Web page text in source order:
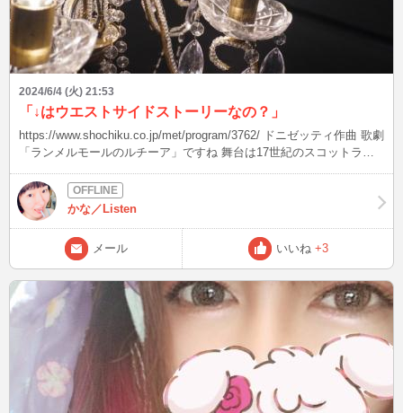
2024/6/4 (火) 21:53
「↓はウエストサイドストーリーなの？」
https://www.shochiku.co.jp/met/program/3762/ ドニゼッティ作曲 歌劇
「ランメルモールのルチーア」ですね 舞台は17世紀のスコットラン
後、恋人に思いを馳せながら○ぬって話 家長や親権者が自分の政治
的・社会的・経済的利益のために、婚姻当事者の意思を無視してきめ
た結婚だからね 日本でもそうだけど、貴族は自由恋愛が許されなか
ったなぁ・・・ これはスコットランドで、本当に起きた事件が元ネ
ーア(ラマムア地方)の花嫁』を出版 それを元にドニゼッティがオペラ
化 内容もロミオとジュリエットと似てるし、現代演出だからそう見
えても仕方ない 実は5/29まで、WOWOW オンデマンドで限定配信し
てたんですよ(日本語字幕つき 中間で歌手や指揮者のインタビューを
はじめ、美術監督や舞台監督の裏話まで網羅 ルチーアの場合はメト
ロポリタンオペラの資料管理室長が、歴代のルチーア歌いを紹介 そ
の中にマリア・カラスやサザーランドがピックアップされてました
本来、ルチーアは声が軽くて華奢なソプラノが演じるのですが、それ
を180℃変えたマリア・カラス 従来は繊細で幸薄い少女が、深い悲し
かな／Listen
メール いいね +3